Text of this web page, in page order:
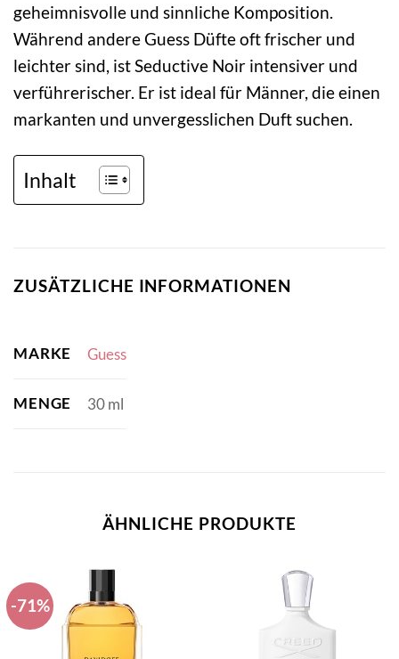
geheimnisvolle und sinnliche Komposition.
Während andere Guess Düfte oft frischer und
leichter sind, ist Seductive Noir intensiver und
verführerischer. Er ist ideal für Männer, die einen
markanten und unvergesslichen Duft suchen.
Inhalt
ZUSÄTZLICHE INFORMATIONEN
MARKE Guess
MENGE 30 ml
ÄHNLICHE PRODUKTE
-71%